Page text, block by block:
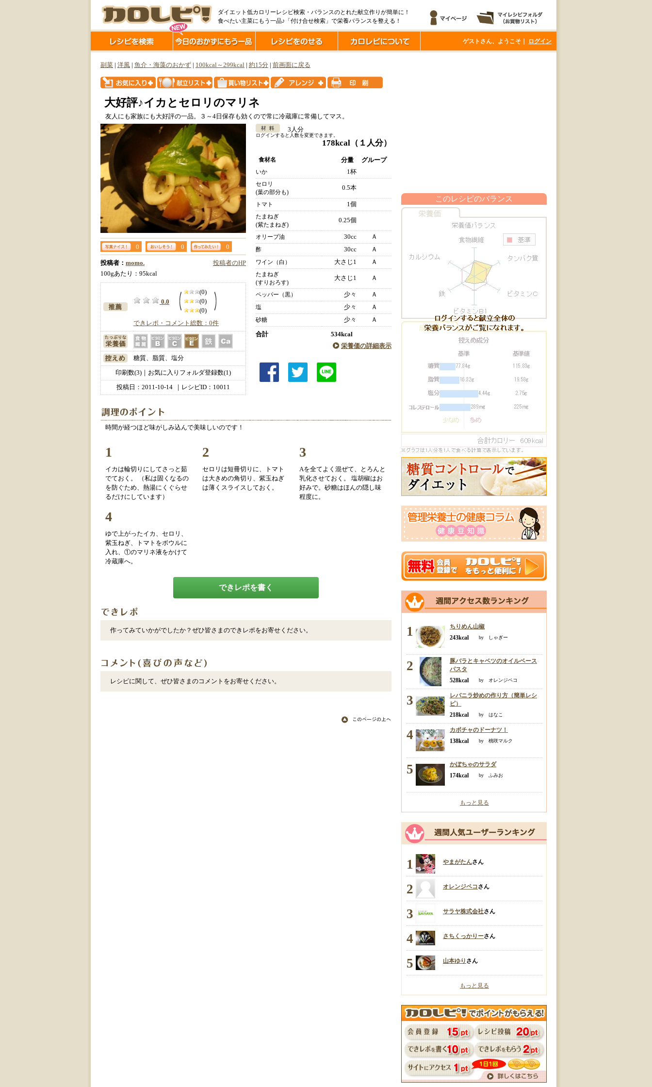
ダイエット低カロリーレシピ検索・バランスのとれた献立作りが簡単に！
食べたい主菜にもう一品♪「付け合せ検索」で栄養バランスを整える！
ゲストさん、ようこそ｜ ログイン
副菜 洋風 魚介・海藻のおかず 100kcal～299kcal 約15分 前画面に戻る
大好評♪イカとセロリのマリネ
友人にも家族にも大好評の一品。３～4日保存も効くので常に冷蔵庫に常備してマス。
0 0 0
投稿者のHP
投稿者： momo.
100gあたり：95kcal
0.0
(0)
(0)
(0)
できレポ・コメント総数：0件
糖質、脂質、塩分
印刷数(3)｜お気に入りフォルダ登録数(1)
投稿日： 2011-10-14 ｜レシピID：10011
3人分
ログインすると人数を変更できます。
178kcal （１人分）
食材名 分量 グループ
いか 1杯
セロリ
(葉の部分も)
0.5本
トマト 1個
たまねぎ
(紫たまねぎ)
0.25個
オリーブ油 30cc Ａ
酢 30cc Ａ
ワイン（白） 大さじ1 Ａ
たまねぎ
(すりおろす)
大さじ1 Ａ
ペッパー（黒） 少々 Ａ
塩 少々 Ａ
砂糖 少々 Ａ
合計
534kcal
栄養価の詳細表示
時間が経つほど味がしみ込んで美味しいのです！
1
イカは輪切りにしてさっと茹
でておく。 （私は固くなるの
を防ぐため、熱湯にくぐらせ
るだけにしています）
2
セロリは短冊切りに、トマト
は大きめの角切り、紫玉ねぎ
は薄くスライスしておく。
3
Aを全てよく混ぜて、とろんと
乳化させておく。 塩胡椒はお
好みで。砂糖はほんの隠し味
程度に。
4
ゆで上がったイカ、セロリ、
紫玉ねぎ、トマトをボウルに
入れ、①のマリネ液をかけて
冷蔵庫へ。
できレポを書く
作ってみていかがでしたか？ぜひ皆さまのできレポをお寄せください。
レシピに関して、ぜひ皆さまのコメントをお寄せください。
このレシピのバランス
1
ちりめん山椒
243kcal
by しゃぎー
2
豚バラとキャベツのオイルベース
パスタ
528kcal
by オレンジペコ
3
レバニラ炒めの作り方（簡単レシ
ピ）
218kcal
by はなこ
4
カボチャのドーナツ！
138kcal
by 桃咲マルク
5
かぼちゃのサラダ
174kcal
by ふみお
もっと見る
1 やまがたんさん
2 オレンジペコさん
3 サラヤ株式会社さん
4 さちくっかりーさん
5 山本ゆり さん
もっと見る